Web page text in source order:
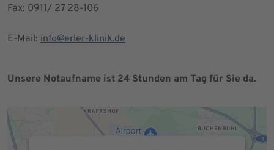
Fax: 0911/ 27 28-106
E-Mail: info@erler-klinik.de
Unsere Notaufname ist 24 Stunden am Tag für Sie da.